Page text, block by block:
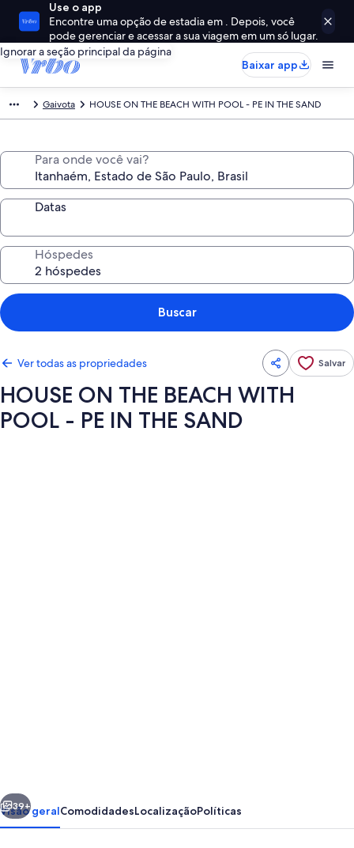
Use o app
Encontre uma opção de estadia em . Depois, você
pode gerenciar e acessar a sua viagem em um só lugar.
Ignorar a seção principal da página
Baixar app
Gaivota HOUSE ON THE BEACH WITH POOL - PE IN THE SAND
Para onde você vai?
Datas
Hóspedes
Buscar
Ver todas as propriedades Salvar
HOUSE ON THE BEACH WITH
POOL - PE IN THE SAND
WITH
POOL
Próximo
39+
Visão geralComodidadesLocalizaçãoPolíticas